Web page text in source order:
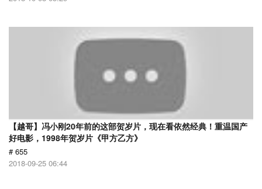
【越哥】冯小刚20年前的这部贺岁片，现在看依然经典！重温国产
好电影，1998年贺岁片《甲方乙方》
# 655
2018-09-25 06:44